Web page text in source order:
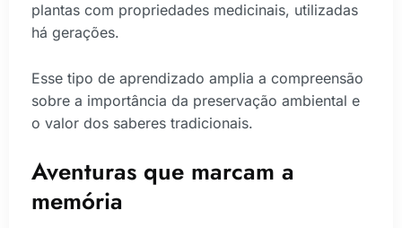
plantas com propriedades medicinais, utilizadas
há gerações.
Esse tipo de aprendizado amplia a compreensão
sobre a importância da preservação ambiental e
o valor dos saberes tradicionais.
Aventuras que marcam a
memória